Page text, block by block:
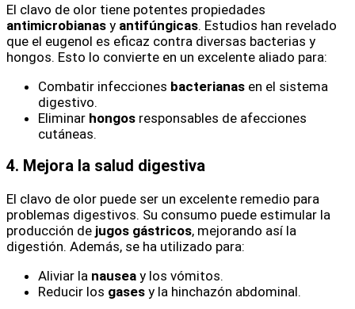
El clavo de olor tiene potentes propiedades
antimicrobianas y antifúngicas. Estudios han revelado
que el eugenol es eficaz contra diversas bacterias y
hongos. Esto lo convierte en un excelente aliado para:
Combatir infecciones bacterianas en el sistema
digestivo.
Eliminar hongos responsables de afecciones
cutáneas.
4. Mejora la salud digestiva
El clavo de olor puede ser un excelente remedio para
problemas digestivos. Su consumo puede estimular la
producción de jugos gástricos, mejorando así la
digestión. Además, se ha utilizado para:
Aliviar la nausea y los vómitos.
Reducir los gases y la hinchazón abdominal.